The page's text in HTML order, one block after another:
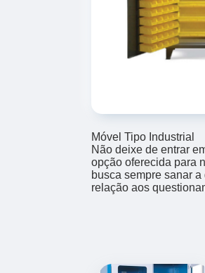
Móvel Tipo Industrial
Não deixe de entrar
opção oferecida para
busca sempre sanar
relação aos